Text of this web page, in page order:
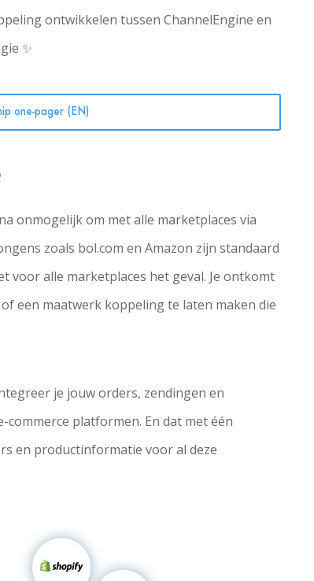
ontwikkelen tussen ChannelEngine en
✨
one-pager (EN)
onmogelijk om met alle marketplaces via
zoals bol.com en Amazon zijn standaard
voor alle marketplaces het geval. Je ontkomt
een maatwerk koppeling te laten maken die
je jouw orders, zendingen en
platformen. En dat met één
en productinformatie voor al deze